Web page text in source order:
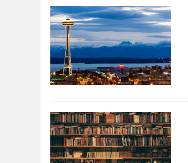
ŠVENTĘ
KULTŪRINIŲ
MAINŲ
PROGRAMA
SU
UNIVERSITETINE
PRIVAČIA
AKADEM...
Gimnazijos
bibliotekoje
vadovėliai
išduodami